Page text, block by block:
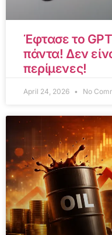
Έφτασε το
πάντα! Δεν
περίμενες!
April 24, 2026 No